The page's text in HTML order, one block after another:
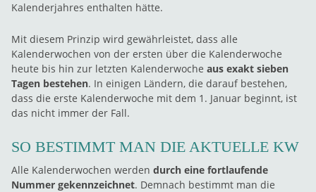
Kalenderjahres enthalten hätte.
Mit diesem Prinzip wird gewährleistet, dass alle
Kalenderwochen von der ersten über die Kalenderwoche
heute bis hin zur letzten Kalenderwoche aus exakt sieben
Tagen bestehen. In einigen Ländern, die darauf bestehen,
dass die erste Kalenderwoche mit dem 1. Januar beginnt, ist
das nicht immer der Fall.
SO BESTIMMT MAN DIE AKTUELLE KW
Alle Kalenderwochen werden durch eine fortlaufende
Nummer gekennzeichnet. Demnach bestimmt man die